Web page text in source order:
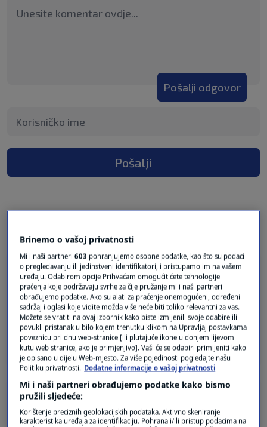
Pošalji odgovor
Pošalji
prije 5 tjedana
Netjak
Bolje mu je da se ne kandidira jer bi prošao ko
bos po trnju.
Odgovor
Dobra
Brinemo o vašoj privatnosti
Mi i naši partneri603 pohranjujemo osobne podatke, kao što su podaci
o pregledavanju ili jedinstveni identifikatori, i pristupamo im na vašem
uređaju. Odabirom opcije Prihvaćam omogućit ćete tehnologije
praćenja koje podržavaju svrhe za čije pružanje mi i naši partneri
obrađujemo podatke. Ako su alati za praćenje onemogućeni, određeni
sadržaj i oglasi koje vidite možda više neće biti toliko relevantni za vas.
Možete se vratiti na ovaj izbornik kako biste izmijenili svoje odabire ili
povukli pristanak u bilo kojem trenutku klikom na Upravljaj postavkama
poveznicu pri dnu web-stranice [ili plutajuće ikone u donjem lijevom
kutu web stranice, ako je primjenjivo]. Vaši će se odabiri primijeniti kako
je opisano u dijelu Web-mjesto. Za više pojedinosti pogledajte našu
Politiku privatnosti. Dodatne informacije o vašoj privatnosti
Mi i naši partneri obrađujemo podatke kako bismo
pružili sljedeće:
Korištenje preciznih geolokacijskih podataka. Aktivno skeniranje
karakteristika uređaja za identifikaciju. Pohrana i/ili pristup podacima na